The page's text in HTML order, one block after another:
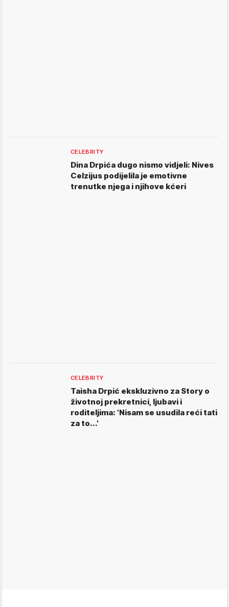
CELEBRITY
Dina Drpića dugo nismo vidjeli: Nives
Celzijus podijelila je emotivne
trenutke njega i njihove kćeri
CELEBRITY
Taisha Drpić ekskluzivno za Story o
životnoj prekretnici, ljubavi i
roditeljima: 'Nisam se usudila reći tati
za to...'